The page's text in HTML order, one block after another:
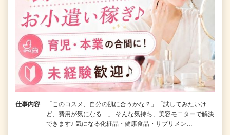
仕事内容
「このコスメ、自分の肌に合うかな？」「試してみたいけ
ど、費用が気になる…」 そんな気持ち、美容モニターで解決
できます♪ 気になる化粧品・健康食品・サプリメン…